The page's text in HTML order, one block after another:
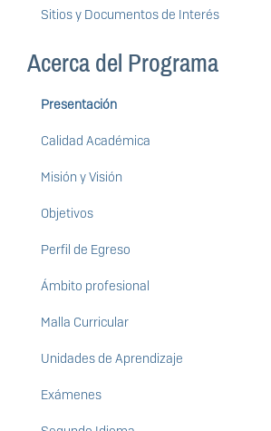
Sitios y Documentos de Interés
Acerca del Programa
Presentación
Calidad Académica
Misión y Visión
Objetivos
Perfil de Egreso
Ámbito profesional
Malla Curricular
Unidades de Aprendizaje
Exámenes